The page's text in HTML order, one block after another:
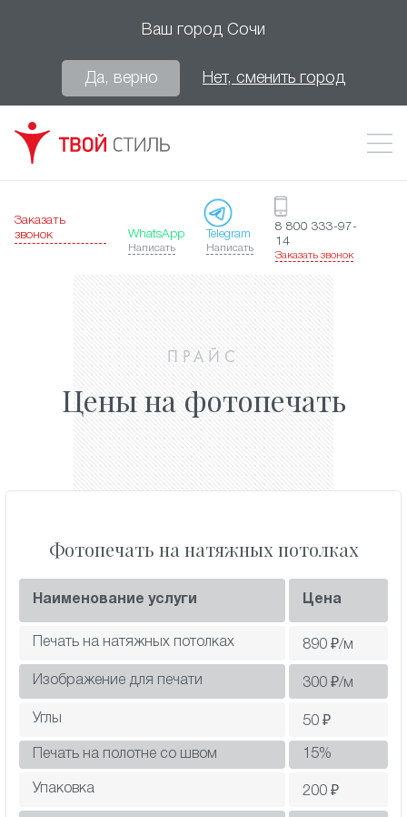
Ваш город Сочи
Да, верно Нет, сменить город
Заказать
звонок
WhatsApp
Написать
Telegram
Написать
8 800 333-97-
14
Заказать звонок
ПРАЙС
Цены на фотопечать
Фотопечать на натяжных потолках
Наименование услуги Цена
Печать на натяжных потолках 890 ₽/м
Изображение для печати 300 ₽/м
Углы 50 ₽
Печать на полотне со швом 15%
Упаковка 200 ₽